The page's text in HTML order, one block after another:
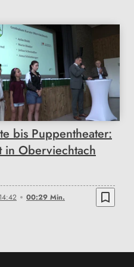
bis Puppentheater:
in Oberviechtach
14:42 00:29 Min. bookmark_border